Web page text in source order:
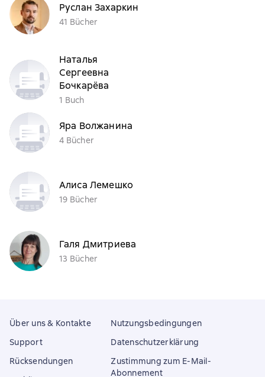
Руслан Захаркин
41 Bücher
Наталья
Сергеевна
Бочкарёва
1 Buch
Яра Волжанина
4 Bücher
Алиса Лемешко
19 Bücher
Галя Дмитриева
13 Bücher
Über uns & Kontakte
Support
Rücksendungen
Nutzungsbedingungen
Datenschutzerklärung
Zustimmung zum E-Mail-
Abonnement